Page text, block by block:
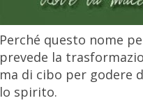
Perché questo nome
prevede la
ma di cibo per godere
lo spirito.